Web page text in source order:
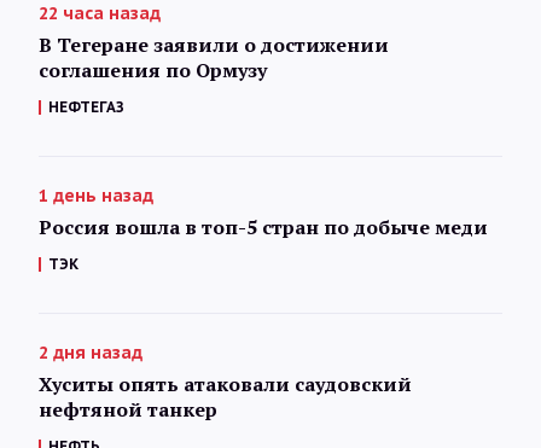
22 часа назад
В Тегеране заявили о достижении
соглашения по Ормузу
НЕФТЕГАЗ
1 день назад
Россия вошла в топ-5 стран по добыче меди
ТЭК
2 дня назад
Хуситы опять атаковали саудовский
нефтяной танкер